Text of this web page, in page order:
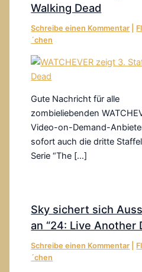
Walking Dead
Schreibe einen Kommentar
´chen
Gute Nachricht für alle
zombieliebenden
Video-on-Demand-
sofort auch die dritte
Serie “The […]
Sky sichert sich
an “24: Live Another
Schreibe einen Kommentar
´chen